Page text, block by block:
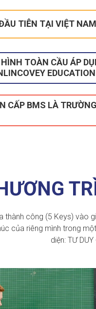
TIÊN TẠI VIỆT NAM
TOÀN CẦU ÁP
EDUCATION
CẤP BMS LÀ
thành công (5 Keys) vào
của riêng mình trong
diện: TƯ